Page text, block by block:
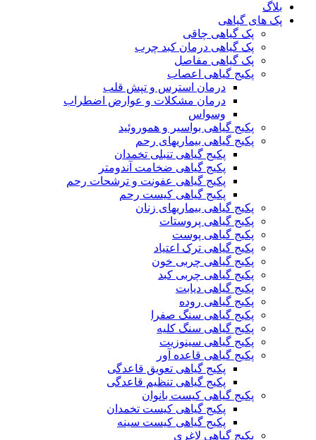
بلاگ
پک های گیاهی
پک گیاهی چاقی
پک گیاهی درمان کبد چرب
پک گیاهی مفاصل
پکیج گیاهی اعصاب
درمان استرس و تپش قلب
درمان مشکلات و عوارض اضطراب
وسواس
پکیج گیاهی بواسیر و هموروئید
پکیج گیاهی بیماریهای رحم
پکیج گیاهی تنبلی تخمدان
پکیج گیاهی ضخامت آندومتر
پکیج گیاهی عفونت و ترشحات رحم
پکیج گیاهی کیست رحم
پکیج گیاهی بیماریهای زنان
پکیج گیاهی پروستات
پکیج گیاهی پوست
پکیج گیاهی ترک اعتیاد
پکیج گیاهی چربی خون
پکیج گیاهی چربی کبد
پکیج گیاهی دیابت
پکیج گیاهی روده
پکیج گیاهی سنگ صفرا
پکیج گیاهی سنگ کلیه
پکیج گیاهی سینوزیت
پکیج گیاهی قاعده آور
پکیج گیاهی تعویق قاعدگی
پکیج گیاهی تنظیم قاعدگی
پکیج گیاهی کیست بانوان
پکیج گیاهی کیست تخمدان
پکیج گیاهی کیست سینه
پکیج گیاهی لاغری